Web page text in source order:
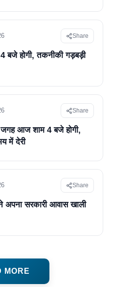
Share
बजे होगी, तकनीकी गड़बड़ी
Share
जगह आज शाम 4 बजे होगी,
में देरी
Share
ने अपना सरकारी आवास खाली
MORE